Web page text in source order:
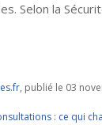
Selon la
, publié le 03
: ce qui